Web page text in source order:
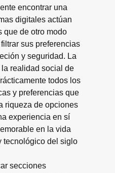
encontrar una
digitales actúan
que de otro modo
sus preferencias
y seguridad. La
realidad social de
todos los
y preferencias que
riqueza de opciones
experiencia en sí
en la vida
tecnológico del siglo
secciones